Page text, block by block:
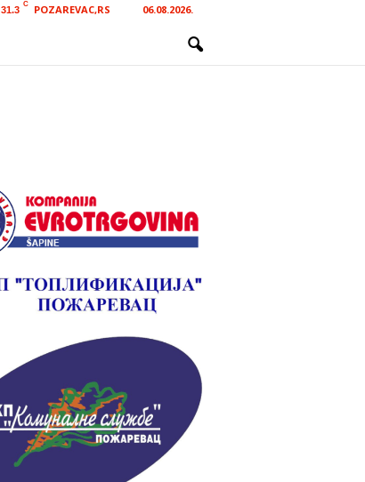
31.3
C POZAREVAC,RS 06.08.2026.